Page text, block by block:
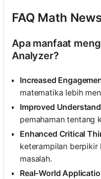
FAQ Math
Apa manfaat
Analyzer?
Increased
matematika lebih
Improved
pemahaman tentang
Enhanced Critical
keterampilan berpikir
masalah.
Real-World